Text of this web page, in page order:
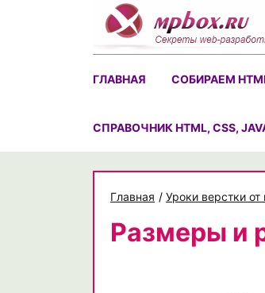
ГЛАВНАЯ СОБИРАЕМ
CПРАВОЧНИК HTML, CSS,
Главная / Уроки верстки от
Размеры и